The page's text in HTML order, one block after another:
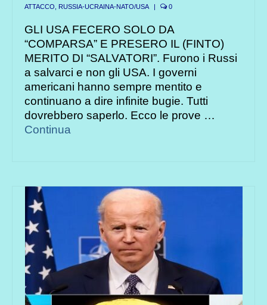
ATTACCO
RUSSIA-UCRAINA-NATO/USA | 0
GLI USA FECERO SOLO DA
“COMPARSA” E PRESERO IL (FINTO)
MERITO DI “SALVATORI”. Furono i Russi
a salvarci e non gli USA. I governi
americani hanno sempre mentito e
continuano a dire infinite bugie. Tutti
dovrebbero saperlo. Ecco le prove …
Continua